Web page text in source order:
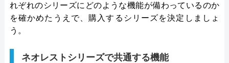
れぞれのシリーズにどのような機能が備わっているのか
を確かめたうえで、購入するシリーズを決定しましょ
う。
ネオレストシリーズで共通する機能